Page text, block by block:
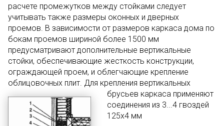
расчете промежутков между стойками следует
учитывать также размеры оконных и дверных
проемов. В зависимости от размеров каркаса дома по
бокам проемов шириной более 1500 мм
предусматривают дополнительные вертикальные
стойки, обеспечивающие жесткость конструкции,
ограждающей проем, и облегчающие крепление
облицовочных плит. Для крепления вертикальных
брусьев каркаса применяют
соединения из 3...4 гвоздей
125х4 мм